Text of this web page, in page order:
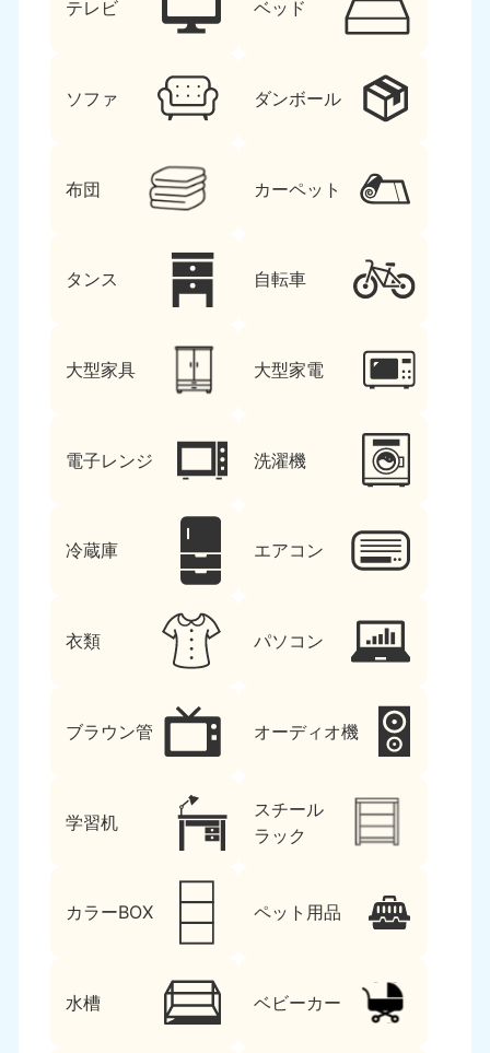
テレビ ベッド
ソファ ダンボール
布団 カーペット
タンス 自転車
大型家具 大型家電
電子レンジ 洗濯機
冷蔵庫 エアコン
衣類 パソコン
ブラウン管 オーディオ機
学習机
スチール
ラック
カラーBOX ペット用品
水槽 ベビーカー